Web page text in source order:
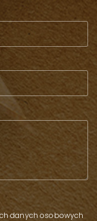
danych osobowych